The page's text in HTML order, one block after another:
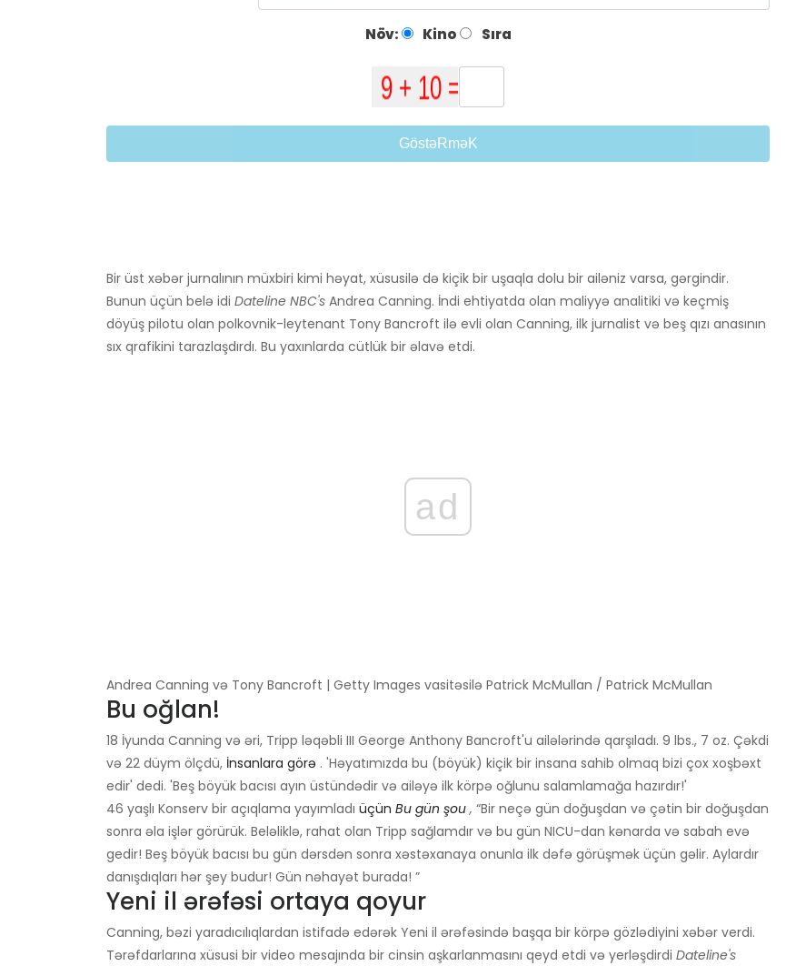
Növ: Kino Sıra
GöstəRməK
Bir üst xəbər jurnalının müxbiri kimi həyat, xüsusilə də kiçik bir uşaqla dolu bir ailəniz varsa, gərgindir.
Bunun üçün belə idi Dateline NBC's Andrea Canning. İndi ehtiyatda olan maliyyə analitiki və keçmiş
döyüş pilotu olan polkovnik-leytenant Tony Bancroft ilə evli olan Canning, ilk jurnalist və beş qızı anasının
sıx qrafikini tarazlaşdırdı. Bu yaxınlarda cütlük bir əlavə etdi.
ad
Andrea Canning və Tony Bancroft | Getty Images vasitəsilə Patrick McMullan / Patrick McMullan
Bu oğlan!
18 İyunda Canning və əri, Tripp ləqəbli III George Anthony Bancroft'u ailələrində qarşıladı. 9 lbs., 7 oz. Çəkdi
və 22 düym ölçdü, İnsanlara görə . 'Həyatımızda bu (böyük) kiçik bir insana sahib olmaq bizi çox xoşbəxt
edir' dedi. 'Beş böyük bacısı ayın üstündədir və ailəyə ilk körpə oğlunu salamlamağa hazırdır!'
46 yaşlı Konserv bir açıqlama yayımladı üçün Bu gün şou , “Bir neçə gün doğuşdan və çətin bir doğuşdan
sonra əla işlər görürük. Beləliklə, rahat olan Tripp sağlamdır və bu gün NICU-dan kənarda və sabah evə
gedir! Beş böyük bacısı bu gün dərsdən sonra xəstəxanaya onunla ilk dəfə görüşmək üçün gəlir. Aylardır
danışdıqları hər şey budur! Gün nəhayət burada! ”
Yeni il ərəfəsi ortaya qoyur
Canning, bəzi yaradıcılıqlardan istifadə edərək Yeni il ərəfəsində başqa bir körpə gözlədiyini xəbər verdi.
Tərəfdarlarına xüsusi bir video mesajında ​​bir cinsin aşkarlanmasını qeyd etdi və yerləşdirdi Dateline's